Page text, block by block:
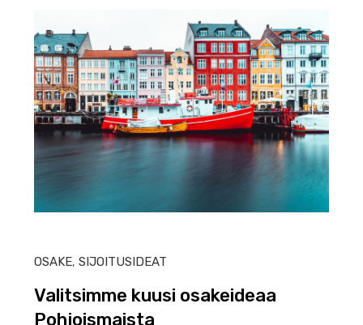
OSAKE,SIJOITUSIDEAT
Valitsimme kuusi osakeideaa
Pohjoismaista